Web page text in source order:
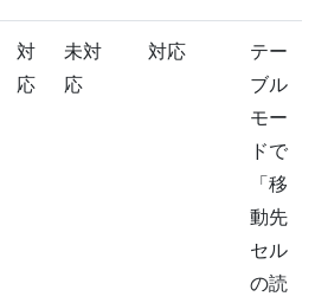
対
応
未対
応
対応
テー
ブル
モー
ドで
「移
動先
セル
の読